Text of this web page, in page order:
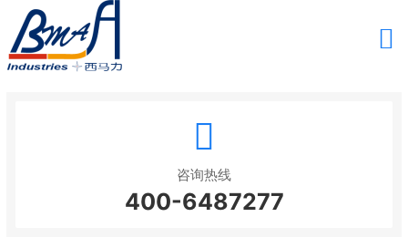
咨询热线
400-6487277